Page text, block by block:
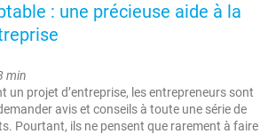
: une précieuse aide à la
min
un projet d’entreprise, les entrepreneurs sont
avis et conseils à toute une série de
Pourtant, ils ne pensent que rarement à faire